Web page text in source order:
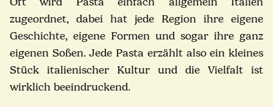
zugeordnet, dabei hat jede Region ihre eigene
Geschichte, eigene Formen und sogar ihre ganz
eigenen Soßen. Jede Pasta erzählt also ein kleines
Stück italienischer Kultur und die Vielfalt ist
wirklich beeindruckend.